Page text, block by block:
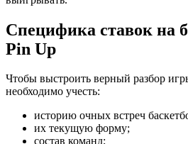
Специфика ставок на
Pin Up
Чтобы выстроить верный разбор
необходимо учесть:
историю очных встреч
их текущую форму;
состав команд;